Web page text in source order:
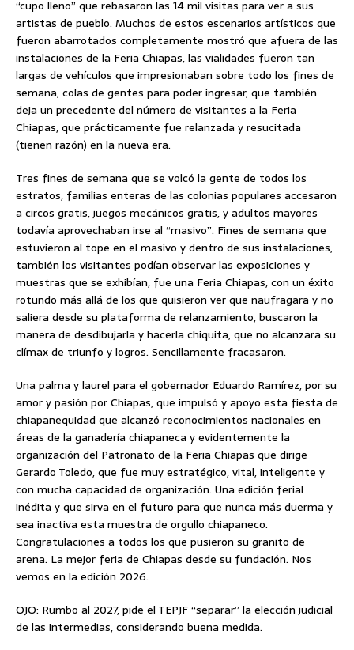
“cupo lleno” que rebasaron las 14 mil visitas para ver a sus
artistas de pueblo. Muchos de estos escenarios artísticos que
fueron abarrotados completamente mostró que afuera de las
instalaciones de la Feria Chiapas, las vialidades fueron tan
largas de vehículos que impresionaban sobre todo los fines de
semana, colas de gentes para poder ingresar, que también
deja un precedente del número de visitantes a la Feria
Chiapas, que prácticamente fue relanzada y resucitada
(tienen razón) en la nueva era.
Tres fines de semana que se volcó la gente de todos los
estratos, familias enteras de las colonias populares accesaron
a circos gratis, juegos mecánicos gratis, y adultos mayores
todavía aprovechaban irse al “masivo”. Fines de semana que
estuvieron al tope en el masivo y dentro de sus instalaciones,
también los visitantes podían observar las exposiciones y
muestras que se exhibían, fue una Feria Chiapas, con un éxito
rotundo más allá de los que quisieron ver que naufragara y no
saliera desde su plataforma de relanzamiento, buscaron la
manera de desdibujarla y hacerla chiquita, que no alcanzara su
clímax de triunfo y logros. Sencillamente fracasaron.
Una palma y laurel para el gobernador Eduardo Ramírez, por su
amor y pasión por Chiapas, que impulsó y apoyo esta fiesta de
chiapanequidad que alcanzó reconocimientos nacionales en
áreas de la ganadería chiapaneca y evidentemente la
organización del Patronato de la Feria Chiapas que dirige
Gerardo Toledo, que fue muy estratégico, vital, inteligente y
con mucha capacidad de organización. Una edición ferial
inédita y que sirva en el futuro para que nunca más duerma y
sea inactiva esta muestra de orgullo chiapaneco.
Congratulaciones a todos los que pusieron su granito de
arena. La mejor feria de Chiapas desde su fundación. Nos
vemos en la edición 2026.
OJO: Rumbo al 2027, pide el TEPJF “separar” la elección judicial
de las intermedias, considerando buena medida.